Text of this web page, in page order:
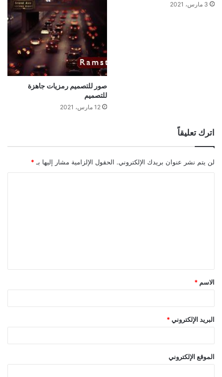
3 مارس، 2021
صور للتصميم رمزيات جاهزة
للتصميم
12 مارس، 2021
اترك تعليقاً
لن يتم نشر عنوان بريدك الإلكتروني. الحقول الإلزامية مشار إليها بـ *
ق
*
الاسم *
البريد الإلكتروني *
الموقع الإلكتروني